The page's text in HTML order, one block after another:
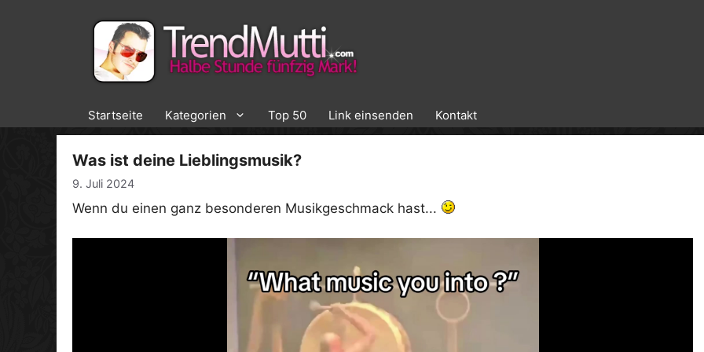
Startseite Kategorien Top 50 Link einsenden Kontakt
Was ist deine Lieblingsmusik?
9. Juli 2024
Wenn du einen ganz besonderen Musikgeschmack hast...